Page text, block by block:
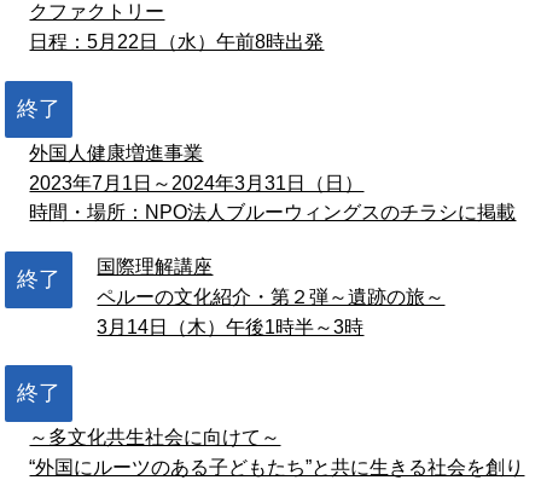
クファクトリー
日程：5月22日（水）午前8時出発
終了
外国人健康増進事業
2023年7月1日～2024年3月31日（日）
時間・場所：NPO法人ブルーウィングスのチラシに掲載
終了
国際理解講座
ペルーの文化紹介・第２弾～遺跡の旅～
3月14日（木）午後1時半～3時
終了
～多文化共生社会に向けて～
“外国にルーツのある子どもたち”と共に生きる社会を創り